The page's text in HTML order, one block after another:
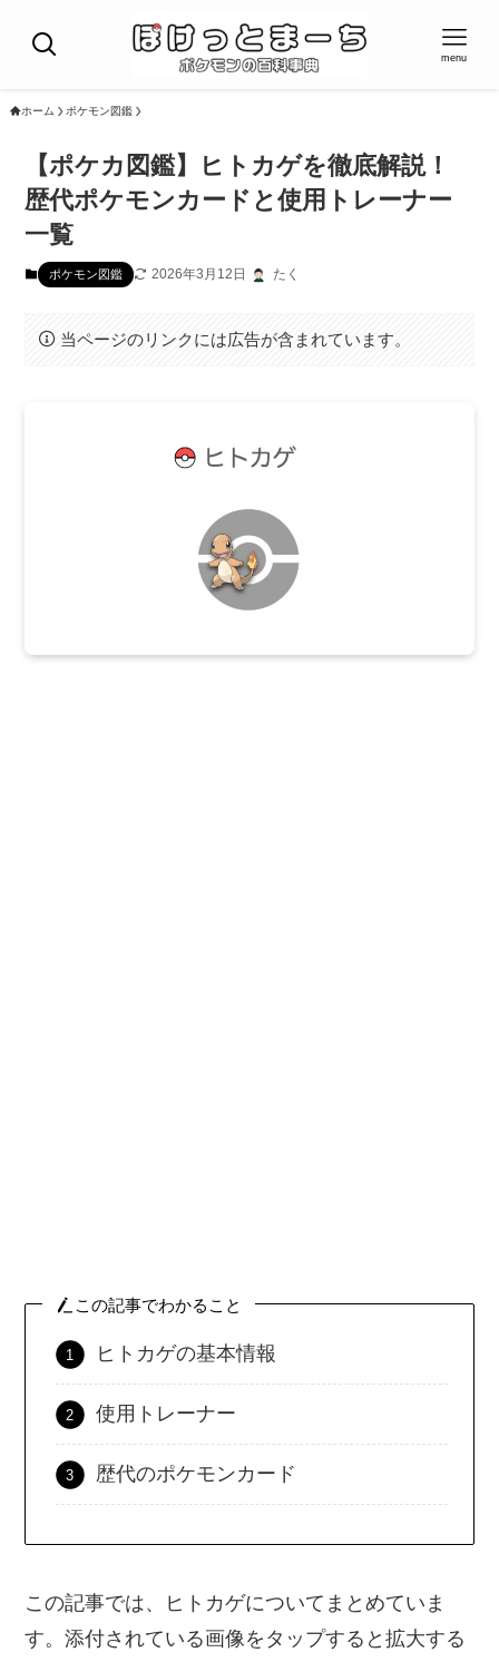
menu
ホーム ポケモン図鑑
【ポケカ図鑑】ヒトカゲを徹底解説！
歴代ポケモンカードと使用トレーナー
一覧
ポケモン図鑑 2026年3月12日 たく
当ページのリンクには広告が含まれています。
この記事でわかること
ヒトカゲの基本情報
使用トレーナー
歴代のポケモンカード
この記事では、ヒトカゲについてまとめていま
す。添付されている画像をタップすると拡大する